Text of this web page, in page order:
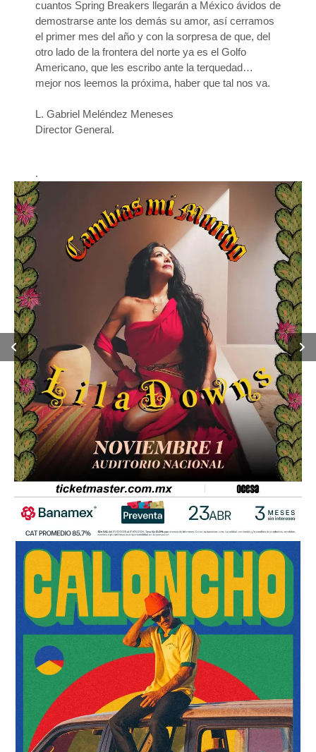
cuantos Spring Breakers llegarán a México ávidos de
demostrarse ante los demás su amor, así cerramos
el primer mes del año y con la sorpresa de que, del
otro lado de la frontera del norte ya es el Golfo
Americano, que les escribo ante la terquedad…
mejor nos leemos la próxima, haber que tal nos va.
L. Gabriel Meléndez Meneses
Director General.
.
Previous Next